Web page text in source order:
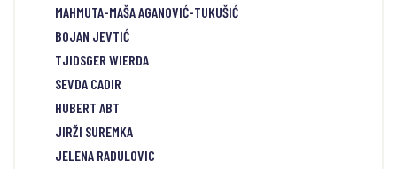
MAHMUTA-MAŠA AGANOVIĆ-TUKUŠIĆ
BOJAN JEVTIĆ
TJIDSGER WIERDA
SEVDA CADIR
HUBERT ABT
JIRŽI SUREMKA
JELENA RADULOVIC